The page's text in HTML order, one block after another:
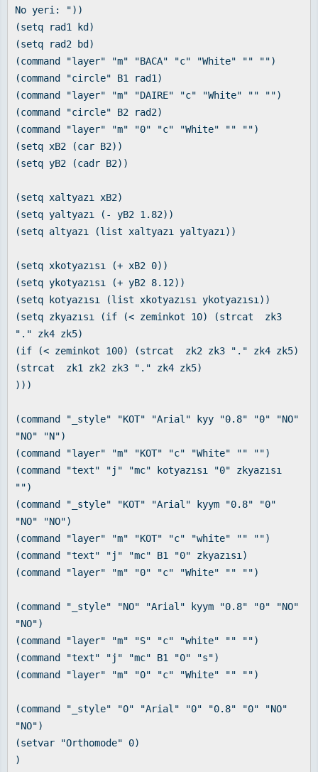
No yeri: "))
(setq rad1 kd)
(setq rad2 bd)
(command "layer" "m" "BACA" "c" "White" "" "")
(command "circle" B1 rad1)
(command "layer" "m" "DAIRE" "c" "White" "" "")
(command "circle" B2 rad2)
(command "layer" "m" "0" "c" "White" "" "")
(setq xB2 (car B2))
(setq yB2 (cadr B2))
(setq xaltyazı xB2)
(setq yaltyazı (- yB2 1.82))
(setq altyazı (list xaltyazı yaltyazı))
(setq xkotyazısı (+ xB2 0))
(setq ykotyazısı (+ yB2 8.12))
(setq kotyazısı (list xkotyazısı ykotyazısı))
(setq zkyazısı (if (< zeminkot 10) (strcat zk3
"." zk4 zk5)
(if (< zeminkot 100) (strcat zk2 zk3 "." zk4 zk5)
(strcat zk1 zk2 zk3 "." zk4 zk5)
)))
(command "_style" "KOT" "Arial" kyy "0.8" "0" "NO"
"NO" "N")
(command "layer" "m" "KOT" "c" "White" "" "")
(command "text" "j" "mc" kotyazısı "0" zkyazısı
"")
(command "_style" "KOT" "Arial" kyym "0.8" "0"
"NO" "NO")
(command "layer" "m" "KOT" "c" "white" "" "")
(command "text" "j" "mc" B1 "0" zkyazısı)
(command "layer" "m" "0" "c" "White" "" "")
(command "_style" "NO" "Arial" kyym "0.8" "0" "NO"
"NO")
(command "layer" "m" "S" "c" "white" "" "")
(command "text" "j" "mc" B1 "0" "s")
(command "layer" "m" "0" "c" "White" "" "")
(command "_style" "0" "Arial" "0" "0.8" "0" "NO"
"NO")
(setvar "Orthomode" 0)
)